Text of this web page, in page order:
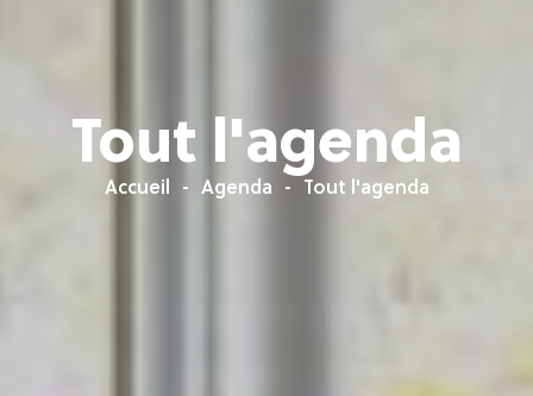
Tout l'agenda
Accueil Agenda Tout l'agenda